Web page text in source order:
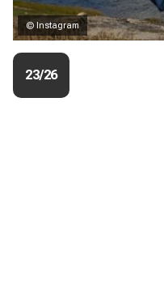
© Instagram
23/26